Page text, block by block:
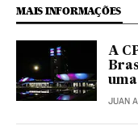
MAIS INFORMAÇÕES
A
JUAN